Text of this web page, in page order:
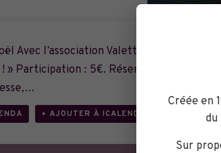
Avec l’association Valettoise
! » Participation : 5€. Réservation
+ AJOUTER À ICALENDAR
Créée en
Sur